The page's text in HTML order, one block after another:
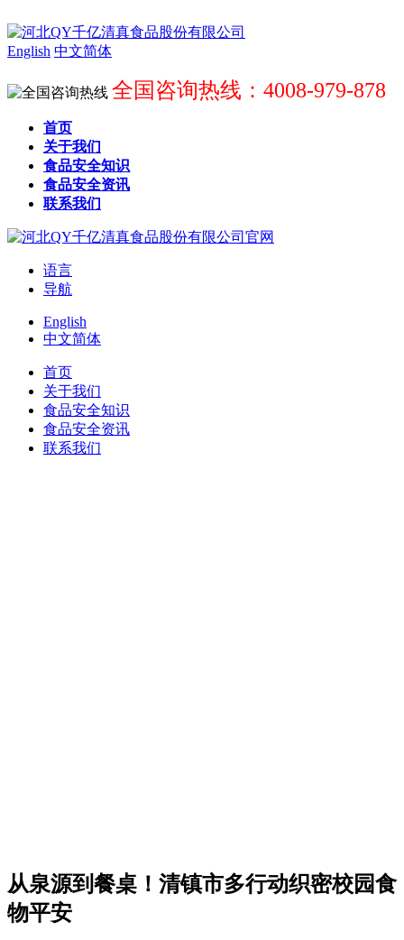
English 中文简体
全国咨询热线：4008-979-878
首页
关于我们
食品安全知识
食品安全资讯
联系我们
语言
导航
English
中文简体
首页
关于我们
食品安全知识
食品安全资讯
联系我们
从泉源到餐桌！清镇市多行动织密校园食
物平安